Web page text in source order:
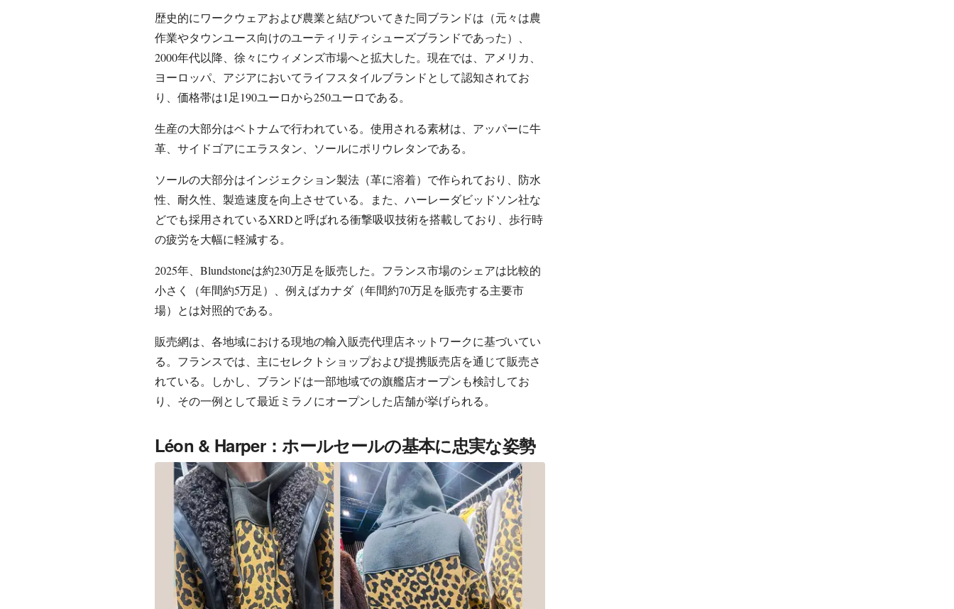
歴史的にワークウェアおよび農業と結びついてきた同ブランドは（元々は農
作業やタウンユース向けのユーティリティシューズブランドであった）、
2000年代以降、徐々にウィメンズ市場へと拡大した。現在では、アメリカ、
ヨーロッパ、アジアにおいてライフスタイルブランドとして認知されてお
り、価格帯は1足190ユーロから250ユーロである。
生産の大部分はベトナムで行われている。使用される素材は、アッパーに牛
革、サイドゴアにエラスタン、ソールにポリウレタンである。
ソールの大部分はインジェクション製法（革に溶着）で作られており、防水
性、耐久性、製造速度を向上させている。また、ハーレーダビッドソン社な
どでも採用されているXRDと呼ばれる衝撃吸収技術を搭載しており、歩行時
の疲労を大幅に軽減する。
2025年、Blundstoneは約230万足を販売した。フランス市場のシェアは比較的
小さく（年間約5万足）、例えばカナダ（年間約70万足を販売する主要市
場）とは対照的である。
販売網は、各地域における現地の輸入販売代理店ネットワークに基づいてい
る。フランスでは、主にセレクトショップおよび提携販売店を通じて販売さ
れている。しかし、ブランドは一部地域での旗艦店オープンも検討してお
り、その一例として最近ミラノにオープンした店舗が挙げられる。
Léon & Harper：ホールセールの基本に忠実な姿勢